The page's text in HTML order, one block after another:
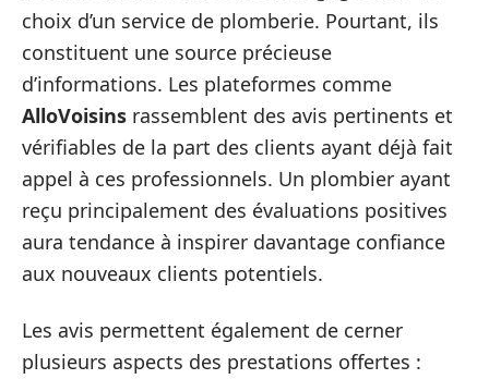
choix d’un service de plomberie. Pourtant, ils
constituent une source précieuse
d’informations. Les plateformes comme
AlloVoisins rassemblent des avis pertinents et
vérifiables de la part des clients ayant déjà fait
appel à ces professionnels. Un plombier ayant
reçu principalement des évaluations positives
aura tendance à inspirer davantage confiance
aux nouveaux clients potentiels.
Les avis permettent également de cerner
plusieurs aspects des prestations offertes :